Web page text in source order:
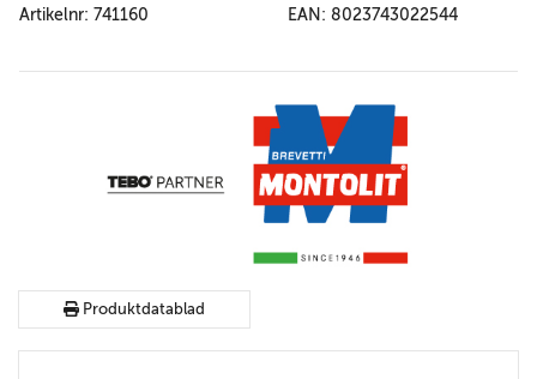
Artikelnr: 741160 EAN: 8023743022544
Produktdatablad